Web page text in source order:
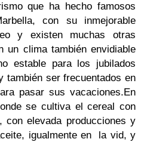
que ha hecho famosos
con su inmejorable
y existen muchas otras
clima también envidiable
estable para los jubilados
también ser frecuentados en
pasar sus vacaciones.En
se cultiva el cereal con
con elevada producciones y
igualmente en la vid, y